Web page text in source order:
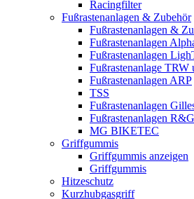
Racingfilter
Fußrastenanlagen & Zubehör
Fußrastenanlagen &
Fußrastenanlagen
Fußrastenanlagen
Fußrastenanlage TRW
Fußrastenanlagen ARP
TSS
Fußrastenanlagen
Fußrastenanlagen R&G
MG BIKETEC
Griffgummis
Griffgummis anzeigen
Griffgummis
Hitzeschutz
Kurzhubgasgriff